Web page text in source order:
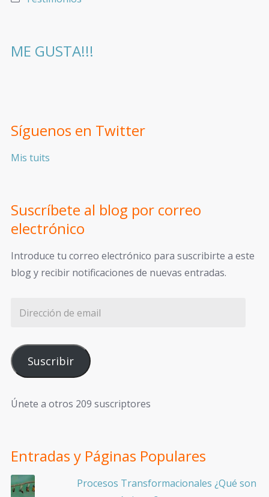
ME GUSTA!!!
Síguenos en Twitter
Mis tuits
Suscríbete al blog por correo
electrónico
Introduce tu correo electrónico para suscribirte a este
blog y recibir notificaciones de nuevas entradas.
Suscribir
Únete a otros 209 suscriptores
Entradas y Páginas Populares
Procesos Transformacionales ¿Qué son